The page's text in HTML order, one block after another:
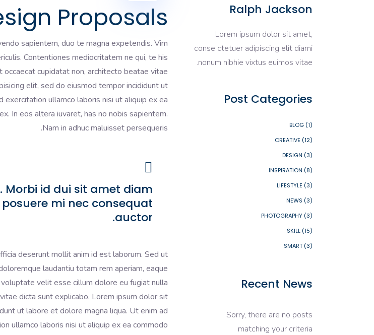
Proposals
sapientem, duo te magna expetendis. Vim
Contentiones mediocritatem ne qui, te his
occaecat cupidatat non, architecto beatae vitae
elit, sed do eiusmod tempor incididunt ut
ullamco laboris nisi ut aliquip ex ea
In eos altera iuvaret, has no nobis sapientem.
Nam in adhuc maluisset persequeris.
Morbi id dui sit amet diam
mi nec consequat
auctor.
deserunt mollit anim id est laborum. Sed ut
laudantiu totam rem aperiam, eaque
velit esse cillum dolore eu fugiat nulla
dicta sunt explicabo. Lorem ipsum dolor sit
ut labore et dolore magna liqua. Ut enim ad
ullamco laboris nisi ut aliquip ex ea commodo.
Ralph Jackson
Lorem ipsum dolor sit amet,
conse ctetuer adipiscing elit diami
nonum nibhie vixtus euimos vitae.
Post Categories
BLOG (1)
CREATIVE (12)
DESIGN (3)
INSPIRATION (8)
LIFESTYLE (3)
NEWS (3)
PHOTOGRAPHY (3)
SKILL (15)
SMART (3)
Recent News
Sorry, there are no posts
matching your criteria